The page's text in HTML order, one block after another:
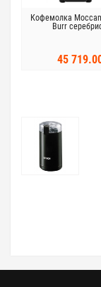
Кофемолка
Burr
45